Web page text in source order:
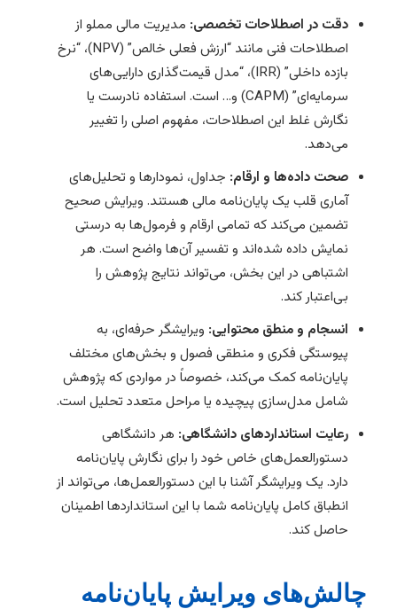
دقت در اصطلاحات تخصصی: مدیریت مالی مملو از
اصطلاحات فنی مانند “ارزش فعلی خالص” (NPV)، “نرخ
بازده داخلی” (IRR)، “مدل قیمت‌گذاری دارایی‌های
سرمایه‌ای” (CAPM) و… است. استفاده نادرست یا
نگارش غلط این اصطلاحات، مفهوم اصلی را تغییر
می‌دهد.
صحت داده‌ها و ارقام: جداول، نمودارها و تحلیل‌های
آماری قلب یک پایان‌نامه مالی هستند. ویرایش صحیح
تضمین می‌کند که تمامی ارقام و فرمول‌ها به درستی
نمایش داده شده‌اند و تفسیر آن‌ها واضح است. هر
اشتباهی در این بخش، می‌تواند نتایج پژوهش را
بی‌اعتبار کند.
انسجام و منطق محتوایی: ویرایشگر حرفه‌ای، به
پیوستگی فکری و منطقی فصول و بخش‌های مختلف
پایان‌نامه کمک می‌کند، خصوصاً در مواردی که پژوهش
شامل مدل‌سازی پیچیده یا مراحل متعدد تحلیل است.
رعایت استانداردهای دانشگاهی: هر دانشگاهی
دستورالعمل‌های خاص خود را برای نگارش پایان‌نامه
دارد. یک ویرایشگر آشنا با این دستورالعمل‌ها، می‌تواند از
انطباق کامل پایان‌نامه شما با این استانداردها اطمینان
حاصل کند.
چالش‌های ویرایش پایان‌نامه